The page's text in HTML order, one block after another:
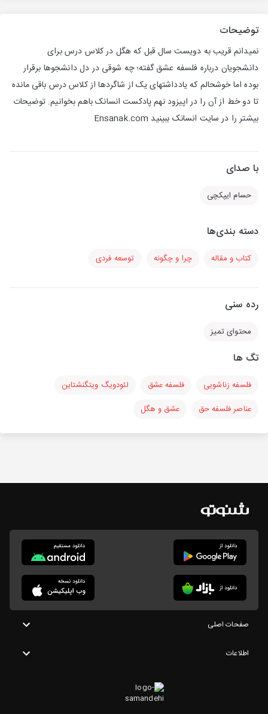
توضیحات
نمیدانم قریب به دویست سال قبل که هگل در کلاس درس برای
دانشجویان درباره فلسفه عشق گفته؛ چه شوقی در دل دانشجوها برقرار
بوده اما خوشحالم که یادداشتهای یک از شاگردها از کلاس درس باقی مانده
تا دو خط از آن را در اپیزود نهم پادکست انسانک باهم بخوانیم. توضیحات
بیشتر را در سایت انسانک ببینید Ensanak.com
با صدای
حسام ایپکچی
دسته بندی‌ها
کتاب و مقاله چرا و چگونه توسعه فردی
رده سنی
محتوای تمیز
تگ ها
فلسفه زناشویی فلسفه عشق
لئودویگ ویتگنشتاین
عناصر فلسفه حق
عشق و هگل
صفحات اصلی
اطلاعات